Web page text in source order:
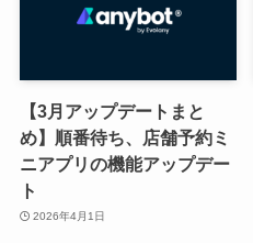
【3月アップデートまと
め】順番待ち、店舗予約ミ
ニアプリの機能アップデー
ト
2026年4月1日